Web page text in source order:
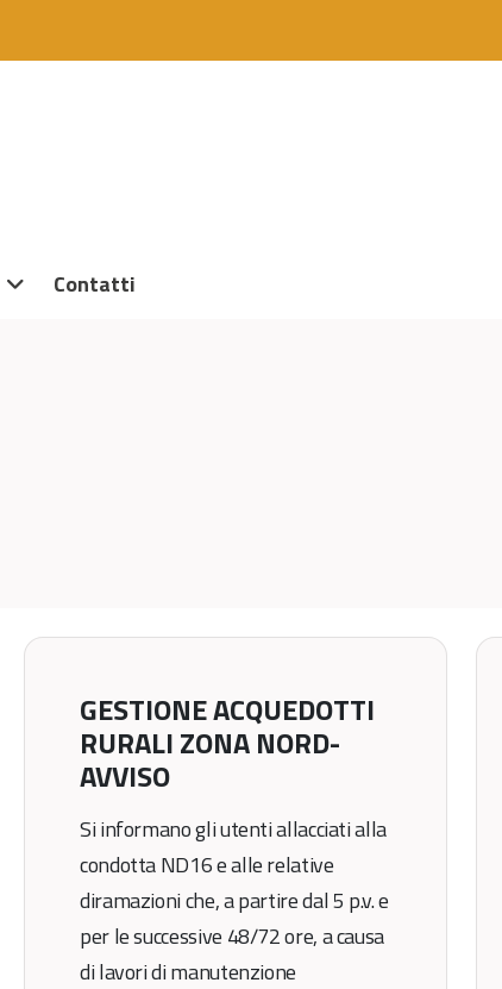
Contatti
GESTIONE ACQUEDOTTI
RURALI ZONA NORD-
AVVISO
Si informano gli utenti allacciati alla
condotta ND16 e alle relative
diramazioni che, a partire dal 5 p.v. e
per le successive 48/72 ore, a causa
di lavori di manutenzione